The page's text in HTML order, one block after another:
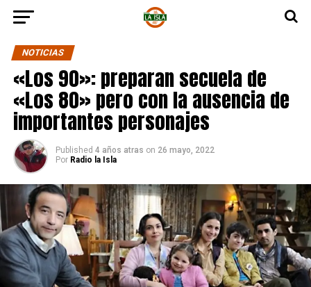
NOTICIAS
«Los 90»: preparan secuela de
«Los 80» pero con la ausencia de
importantes personajes
Published 4 años atras on 26 mayo, 2022
Por Radio la Isla